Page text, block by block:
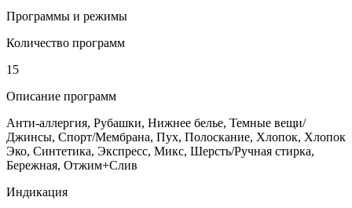
Программы и режимы
Количество программ
15
Описание программ
Анти-аллергия, Рубашки, Нижнее белье, Темные вещи/
Джинсы, Спорт/Мембрана, Пух, Полоскание, Хлопок, Хлопок
Эко, Синтетика, Экспресс, Микс, Шерсть/Ручная стирка,
Бережная, Отжим+Слив
Индикация